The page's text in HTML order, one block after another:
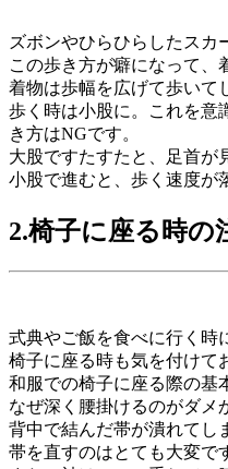
ズボンやひらひらしたスカ
この歩き方が癖になって、
着物は歩幅を広げて歩いて
歩く時は小股に。これを意
き方はNGです。
大股ですたすたと、足首が
小股で進むと、歩く速度が
2.椅子に座る時の
式典やご飯を食べに行く時
椅子に座る時も気を付けて
和服での椅子に座る際の基
なぜ深く腰掛けるのがダメ
背中で結んだ帯が潰れてし
帯を直すのはとても大変で